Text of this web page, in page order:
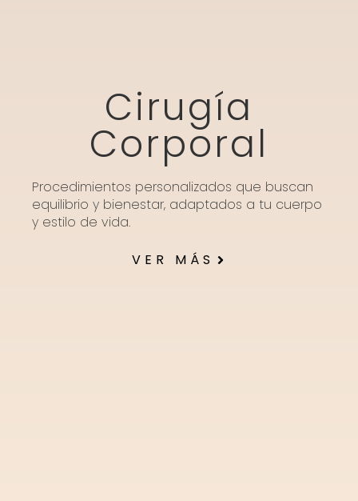
Cirugía
Corporal
Procedimientos personalizados que buscan
equilibrio y bienestar, adaptados a tu cuerpo
y estilo de vida.
VER MÁS